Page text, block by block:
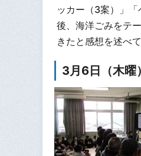
ッカー（3案）」
後、海洋ごみをテ
きたと感想を述べ
3月6日（木